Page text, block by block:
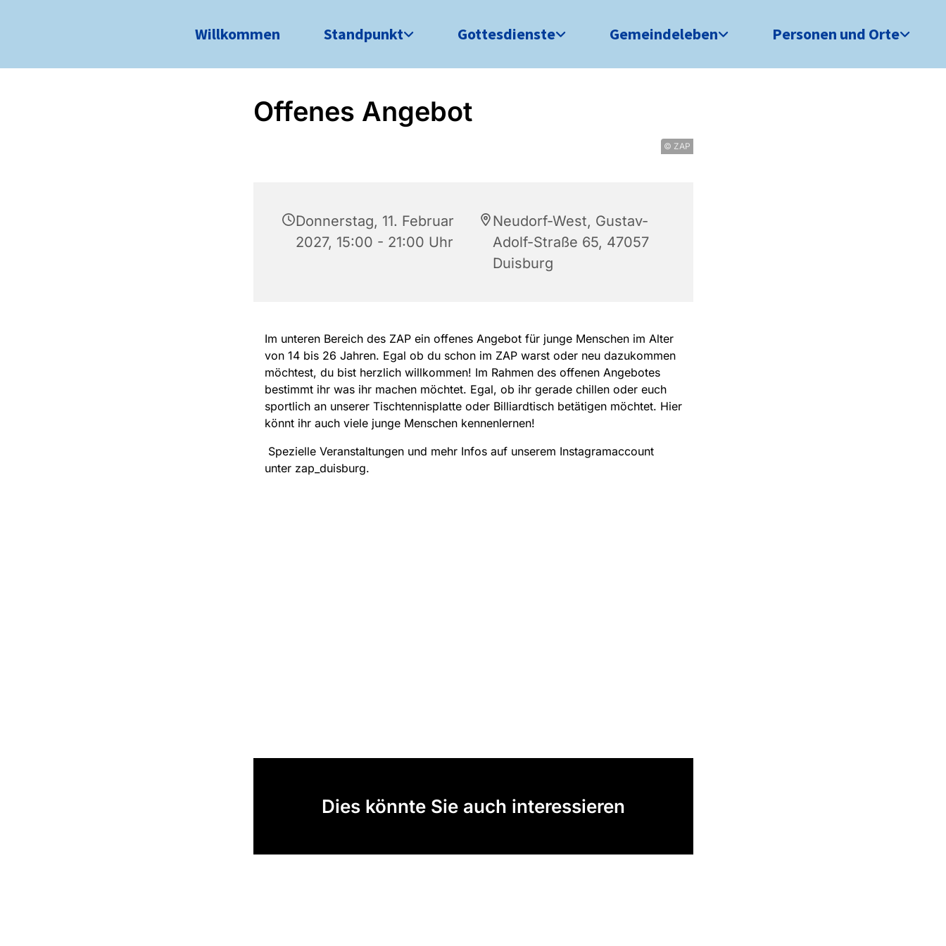
Willkommen Standpunkt Gottesdienste Gemeindeleben Personen und Orte
Offenes Angebot
© ZAP
Donnerstag, 11. Februar
2027, 15:00 - 21:00 Uhr
Neudorf-West, Gustav-
Adolf-Straße 65, 47057
Duisburg
Im unteren Bereich des ZAP ein offenes Angebot für junge Menschen im Alter
von 14 bis 26 Jahren. Egal ob du schon im ZAP warst oder neu dazukommen
möchtest, du bist herzlich willkommen! Im Rahmen des offenen Angebotes
bestimmt ihr was ihr machen möchtet. Egal, ob ihr gerade chillen oder euch
sportlich an unserer Tischtennisplatte oder Billiardtisch betätigen möchtet. Hier
könnt ihr auch viele junge Menschen kennenlernen!
Spezielle Veranstaltungen und mehr Infos auf unserem Instagramaccount
unter zap_duisburg.
Dies könnte Sie auch interessieren